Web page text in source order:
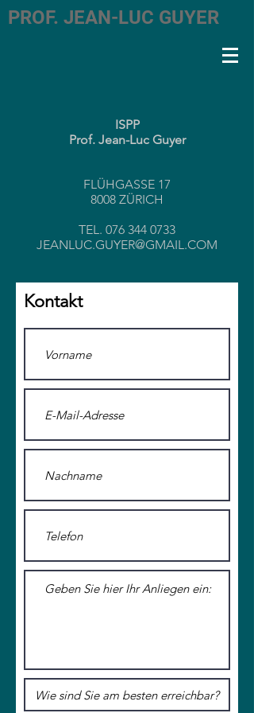
PROF. JEAN-LUC GUYER
Kontakt
ISPP
Prof. Jean-Luc Guyer
FLÜHGASSE 17
8008 ZÜRICH
TEL. 076 344 0733
JEANLUC.GUYER@GMAIL.COM